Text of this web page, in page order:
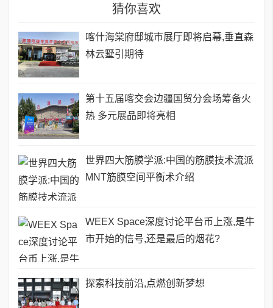
猜你喜欢
喀什海棠府邸城市展厅即将启幕,垂直森
林云墅引期待
第十五届喀交会边疆国贸分会场筹备火
热 多元展品即将亮相
世界四大筋膜学派:中国的筋膜技术流派
MNT筋膜空间平衡术介绍
WEEX Space深度讨论平台币上涨,是牛
市开始的信号,还是最后的烟花?
探索科技前沿,点燃创新梦想